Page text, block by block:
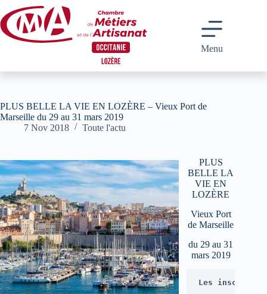
au
contenu
Menu
PLUS BELLE LA VIE EN LOZÈRE – Vieux Port de
Marseille du 29 au 31 mars 2019
7 Nov 2018
Toute l'actu
PLUS
BELLE LA
VIE EN
LOZÈRE
Vieux Port
de Marseille
du 29 au 31
mars 2019
Les